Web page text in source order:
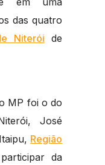
das quatro
Niterói de
MP foi o do
José
Região
da